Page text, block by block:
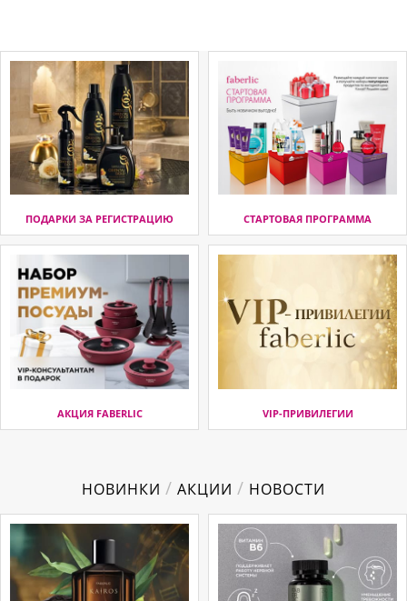
ПОДАРКИ ЗА РЕГИСТРАЦИЮ СТАРТОВАЯ ПРОГРАММА
АКЦИЯ FABERLIC VIP-ПРИВИЛЕГИИ
НОВИНКИ / АКЦИИ / НОВОСТИ